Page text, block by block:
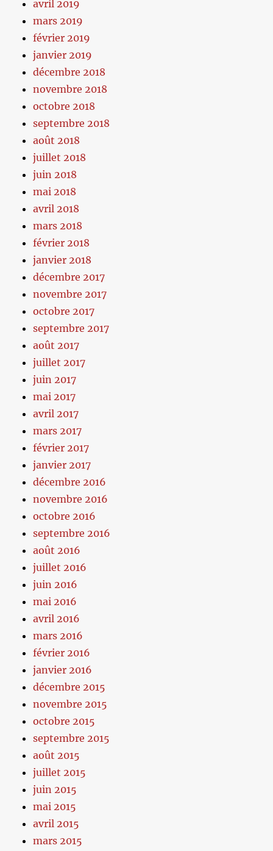
avril 2019
mars 2019
février 2019
janvier 2019
décembre 2018
novembre 2018
octobre 2018
septembre 2018
août 2018
juillet 2018
juin 2018
mai 2018
avril 2018
mars 2018
février 2018
janvier 2018
décembre 2017
novembre 2017
octobre 2017
septembre 2017
août 2017
juillet 2017
juin 2017
mai 2017
avril 2017
mars 2017
février 2017
janvier 2017
décembre 2016
novembre 2016
octobre 2016
septembre 2016
août 2016
juillet 2016
juin 2016
mai 2016
avril 2016
mars 2016
février 2016
janvier 2016
décembre 2015
novembre 2015
octobre 2015
septembre 2015
août 2015
juillet 2015
juin 2015
mai 2015
avril 2015
mars 2015